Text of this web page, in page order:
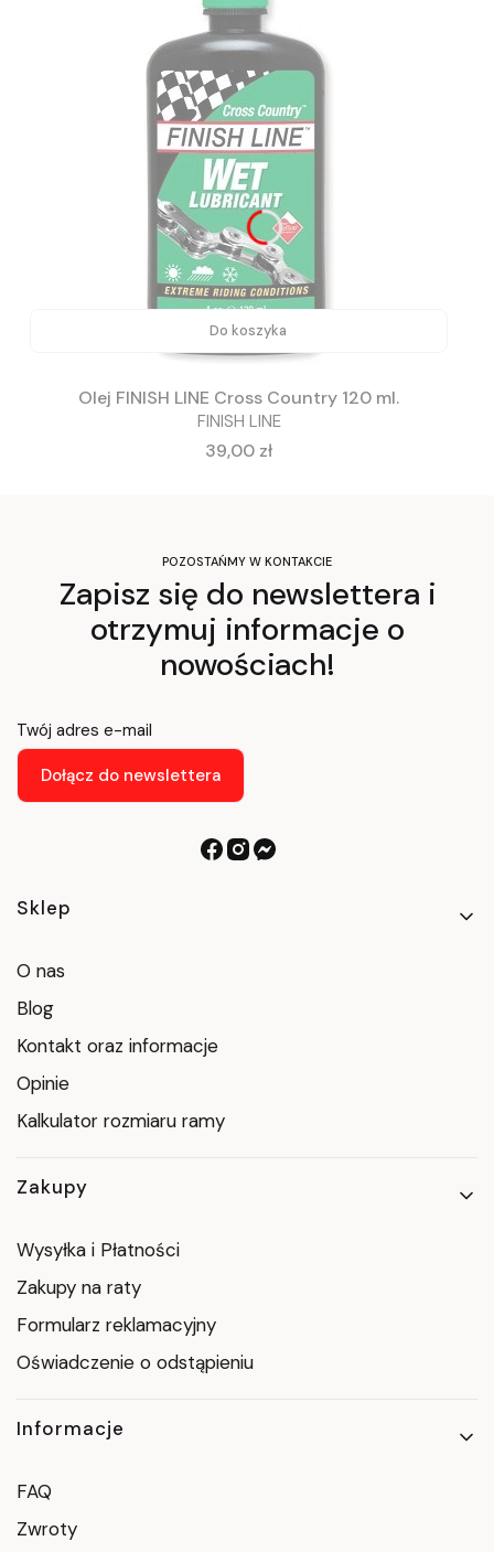
Do koszyka
Olej FINISH LINE Cross Country 120 ml.
FINISH LINE
Cena
39,00 zł
POZOSTAŃMY W KONTAKCIE
Zapisz się do newslettera i
otrzymuj informacje o
nowościach!
Twój adres e-mail
Dołącz do newslettera
Linki w stopce
Sklep
O nas
Blog
Kontakt oraz informacje
Opinie
Kalkulator rozmiaru ramy
Zakupy
Wysyłka i Płatności
Zakupy na raty
Formularz reklamacyjny
Oświadczenie o odstąpieniu
Informacje
FAQ
Zwroty